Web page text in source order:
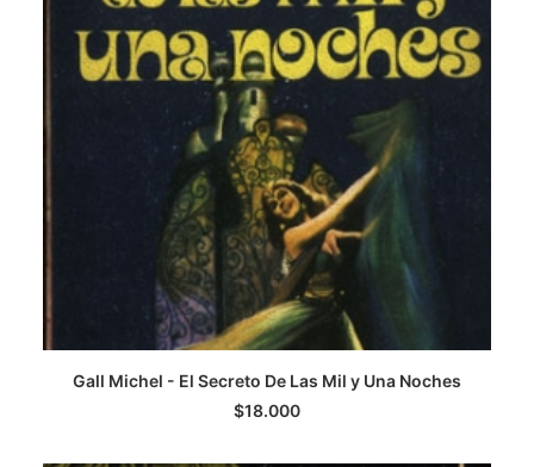
LEER MÁS
Gall Michel - El Secreto De Las Mil y Una Noches
$18.000